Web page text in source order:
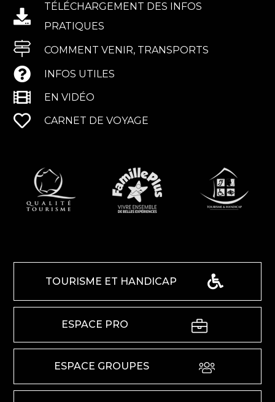
TÉLÉCHARGEMENT DES INFOS
PRATIQUES
COMMENT VENIR, TRANSPORTS
INFOS UTILES
EN VIDÉO
CARNET DE VOYAGE
TOURISME ET HANDICAP
ESPACE PRO
ESPACE GROUPES